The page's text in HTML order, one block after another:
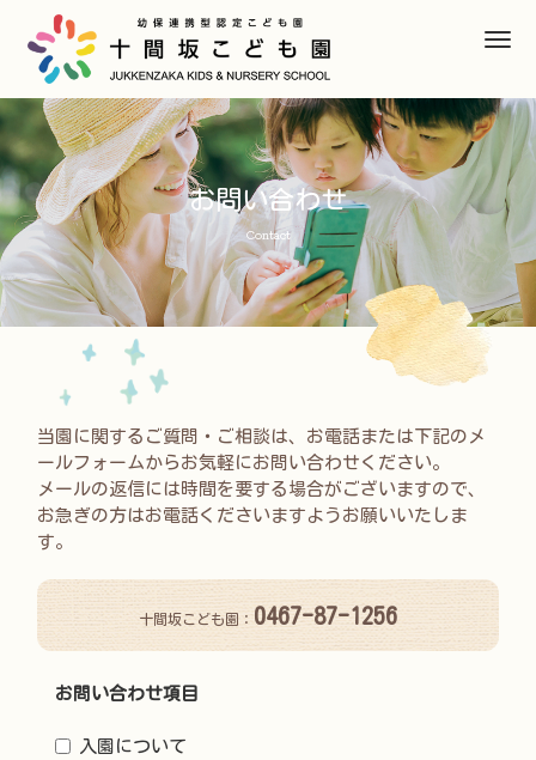
M
n
u
お問い合わせ
Contact
当園に関するご質問・ご相談は、お電話または下記のメ
ールフォームからお気軽にお問い合わせください。
メールの返信には時間を要する場合がございますので、
お急ぎの方はお電話くださいますようお願いいたしま
す。
十間坂こども園：0467-87-1256
お問い合わせ項目
入園について